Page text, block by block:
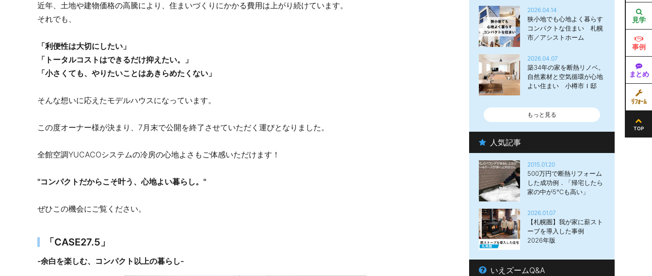
近年、土地や建物価格の高騰により、住まいづくりにかかる費用は上がり続けています。
それでも、
「利便性は大切にしたい」
「トータルコストはできるだけ抑えたい。」
「小さくても、やりたいことはあきらめたくない」
そんな想いに応えたモデルハウスになっています。
この度オーナー様が決まり、7月末で公開を終了させていただく運びとなりました。
全館空調YUCACOシステムの冷房の心地よさもご体感いただけます！
"コンパクトだからこそ叶う、心地よい暮らし。"
ぜひこの機会にご覧ください。
「CASE27.5」
-余白を楽しむ、コンパクト以上の暮らし-
2026.04.14
狭小地でも心地よく暮らす
コンパクトな住まい 札幌
市／アシストホーム
2026.04.07
築34年の家を断熱リノベ。
自然素材と空気循環が心地
よい住まい 小樽市Ｉ邸
もっと見る
人気記事
2015.01.20
500万円で断熱リフォーム
した成功例．「帰宅したら
家の中が5℃も高い」
2026.01.07
【札幌圏】我が家に薪スト
ーブを導入した事例
2026年版
いえズームQ&A
見学
事例
まとめ
ﾘﾌｫｰﾑ
TOP